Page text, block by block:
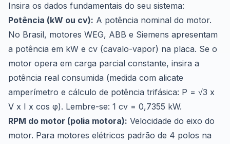
Insira os dados fundamentais do seu sistema:
Potência (kW ou cv): A potência nominal do motor.
No Brasil, motores WEG, ABB e Siemens apresentam
a potência em kW e cv (cavalo-vapor) na placa. Se o
motor opera em carga parcial constante, insira a
potência real consumida (medida com alicate
amperímetro e cálculo de potência trifásica: P = √3 x
V x I x cos φ). Lembre-se: 1 cv = 0,7355 kW.
RPM do motor (polia motora): Velocidade do eixo do
motor. Para motores elétricos padrão de 4 polos na